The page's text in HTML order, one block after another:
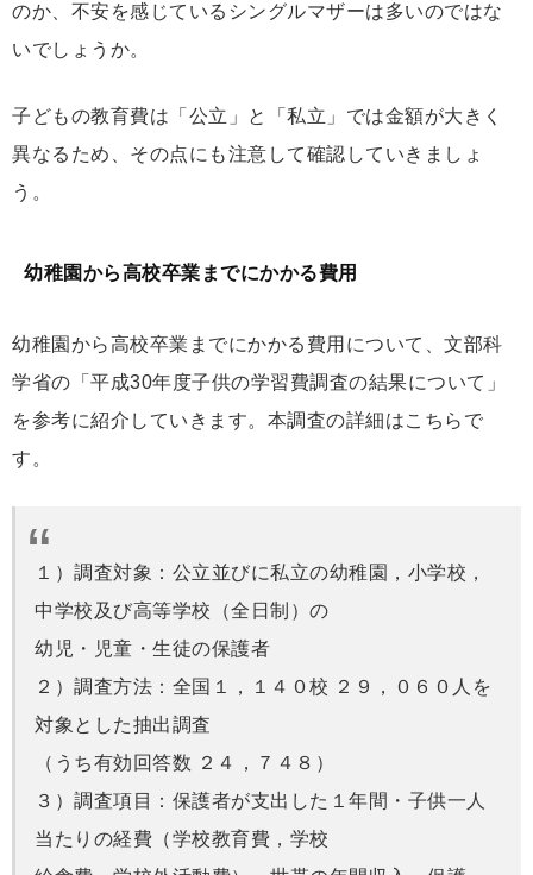
のか、不安を感じているシングルマザーは多いのではな
いでしょうか。
子どもの教育費は「公立」と「私立」では金額が大きく
異なるため、その点にも注意して確認していきましょ
う。
幼稚園から高校卒業までにかかる費用
幼稚園から高校卒業までにかかる費用について、文部科
学省の「平成30年度子供の学習費調査の結果について」
を参考に紹介していきます。本調査の詳細はこちらで
す。
１）調査対象：公立並びに私立の幼稚園，小学校，
中学校及び高等学校（全日制）の
幼児・児童・生徒の保護者
２）調査方法：全国１，１４０校 ２９，０６０人を
対象とした抽出調査
（うち有効回答数 ２４，７４８）
３）調査項目：保護者が支出した１年間・子供一人
当たりの経費（学校教育費，学校